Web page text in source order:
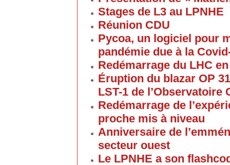
Stages de L3 au LPNHE
Réunion CDU
Pycoa, un logiciel pour
pandémie due à la
Redémarrage du LHC en
Éruption du blazar OP
LST-1 de l’Observatoire
Redémarrage de
proche mis à niveau
Anniversaire de
secteur ouest
Le LPNHE a son